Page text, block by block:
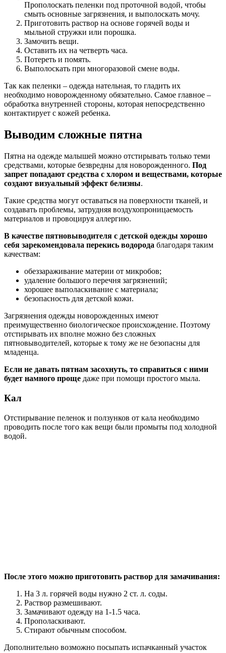
Прополоскать пеленки под проточной водой, чтобы
смыть основные загрязнения, и выполоскать мочу.
Приготовить раствор на основе горячей воды и
мыльной стружки или порошка.
Замочить вещи.
Оставить их на четверть часа.
Потереть и помять.
Выполоскать при многоразовой смене воды.
Так как пеленки – одежда нательная, то гладить их
необходимо новорожденному обязательно. Самое главное –
обработка внутренней стороны, которая непосредственно
контактирует с кожей ребенка.
Выводим сложные пятна
Пятна на одежде малышей можно отстирывать только теми
средствами, которые безвредны для новорожденного. Под
запрет попадают средства с хлором и веществами, которые
создают визуальный эффект белизны.
Такие средства могут оставаться на поверхности тканей, и
создавать проблемы, затрудняя воздухопроницаемость
материалов и провоцируя аллергию.
В качестве пятновыводителя с детской одежды хорошо
себя зарекомендовала перекись водорода благодаря таким
качествам:
обеззараживание материи от микробов;
удаление большого перечня загрязнений;
хорошее выполаскивание с материала;
безопасность для детской кожи.
Загрязнения одежды новорожденных имеют
преимущественно биологическое происхождение. Поэтому
отстирывать их вполне можно без сложных
пятновыводителей, которые к тому же не безопасны для
младенца.
Если не давать пятнам засохнуть, то справиться с ними
будет намного проще даже при помощи простого мыла.
Кал
Отстирывание пеленок и ползунков от кала необходимо
проводить после того как вещи были промыты под холодной
водой.
После этого можно приготовить раствор для замачивания:
На 3 л. горячей воды нужно 2 ст. л. соды.
Раствор размешивают.
Замачивают одежду на 1-1.5 часа.
Прополаскивают.
Стирают обычным способом.
Дополнительно возможно посыпать испачканный участок